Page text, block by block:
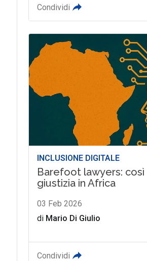
Condividi
INCLUSIONE DIGITALE
Barefoot lawyers:
giustizia in Africa
03 Feb 2026
di Mario Di Giulio
Condividi